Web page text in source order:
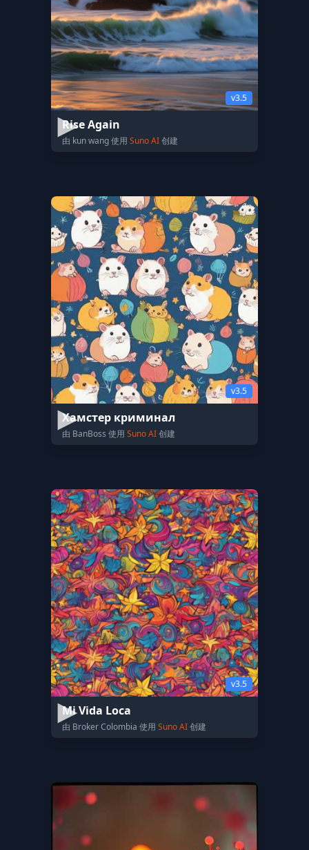
v3.5
Rise Again
由 kun wang 使用 Suno AI创建
v3.5
Хамстер криминал
由 BanBoss 使用 Suno AI创建
v3.5
Mi Vida Loca
由 Broker Colombia 使用 Suno AI创建